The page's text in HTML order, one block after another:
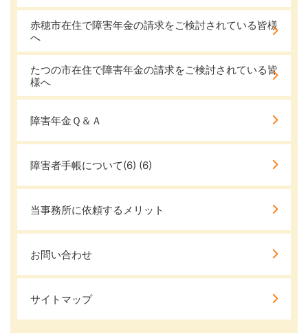
赤穂市在住で障害年金の請求をご検討されている皆様
へ
たつの市在住で障害年金の請求をご検討されている皆
様へ
障害年金Ｑ＆Ａ
障害者手帳について(6) (6)
当事務所に依頼するメリット
お問い合わせ
サイトマップ